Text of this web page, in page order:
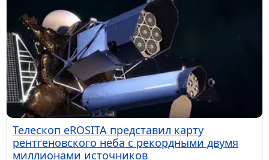
Телескоп eROSITA представил карту
рентгеновского неба с рекордными двумя
миллионами источников